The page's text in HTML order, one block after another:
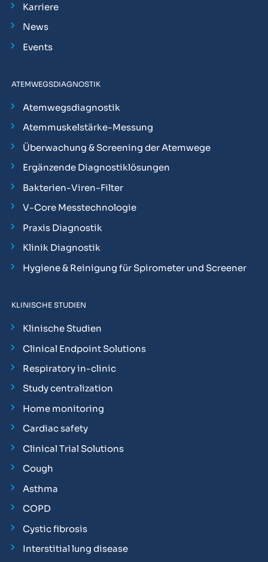
Karriere
News
Events
ATEMWEGSDIAGNOSTIK
Atemwegsdiagnostik
Atemmuskelstärke-Messung
Überwachung & Screening der Atemwege
Ergänzende Diagnostiklösungen
Bakterien-Viren-Filter
V-Core Messtechnologie
Praxis Diagnostik
Klinik Diagnostik
Hygiene & Reinigung für Spirometer und Screener
KLINISCHE STUDIEN
Klinische Studien
Clinical Endpoint Solutions
Respiratory in-clinic
Study centralization
Home monitoring
Cardiac safety
Clinical Trial Solutions
Cough
Asthma
COPD
Cystic fibrosis
Interstitial lung disease